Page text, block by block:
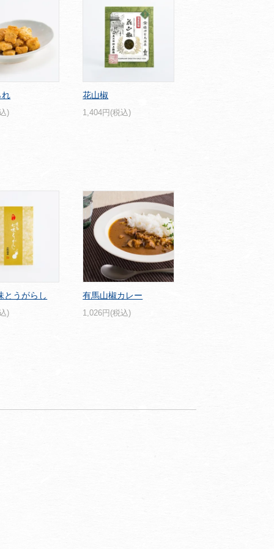
れ
)
花山椒
1,404円(税込)
とうがらし
)
有馬山椒カレー
1,026円(税込)